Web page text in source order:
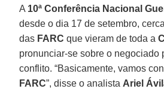
A 10ª Conferência Nacional
desde o dia 17 de setembro,
das FARC que vieram de toda a
pronunciar-se sobre o negociado
conflito. “Basicamente, vamos
FARC”, disse o analista Ariel